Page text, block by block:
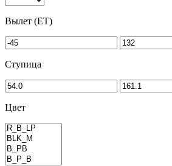
Вылет (ET)
Ступица
Цвет